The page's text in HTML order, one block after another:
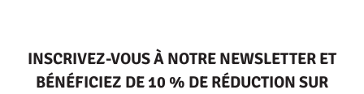
INSCRIVEZ-VOUS À NOTRE NEWSLETTER ET
BÉNÉFICIEZ DE 10 % DE RÉDUCTION SUR